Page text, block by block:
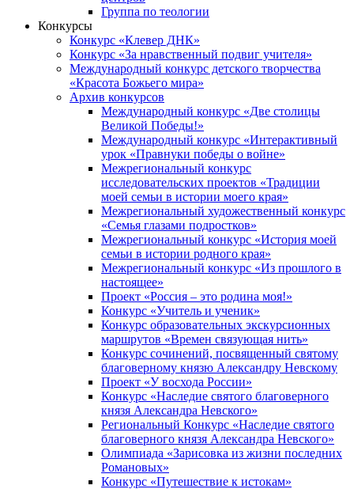
Группа по теологии
Конкурсы
Конкурс «Клевер ДНК»
Конкурс «За нравственный подвиг учителя»
Международный конкурс детского творчества
«Красота Божьего мира»
Архив конкурсов
Международный конкурс «Две столицы
Великой Победы!»
Международный конкурс «Интерактивный
урок «Правнуки победы о войне»
Межрегиональный конкурс
исследовательских проектов «Традиции
моей семьи в истории моего края»
Межрегиональный художественный конкурс
«Семья глазами подростков»
Межрегиональный конкурс «История моей
семьи в истории родного края»
Межрегиональный конкурс «Из прошлого в
настоящее»
Проект «Россия – это родина моя!»
Конкурс «Учитель и ученик»
Конкурс образовательных экскурсионных
маршрутов «Времен связующая нить»
Конкурс сочинений, посвященный святому
благоверному князю Александру Невскому
Проект «У восхода России»
Конкурс «Наследие святого благоверного
князя Александра Невского»
Региональный Конкурс «Наследие святого
благоверного князя Александра Невского»
Олимпиада «Зарисовка из жизни последних
Романовых»
Конкурс «Путешествие к истокам»